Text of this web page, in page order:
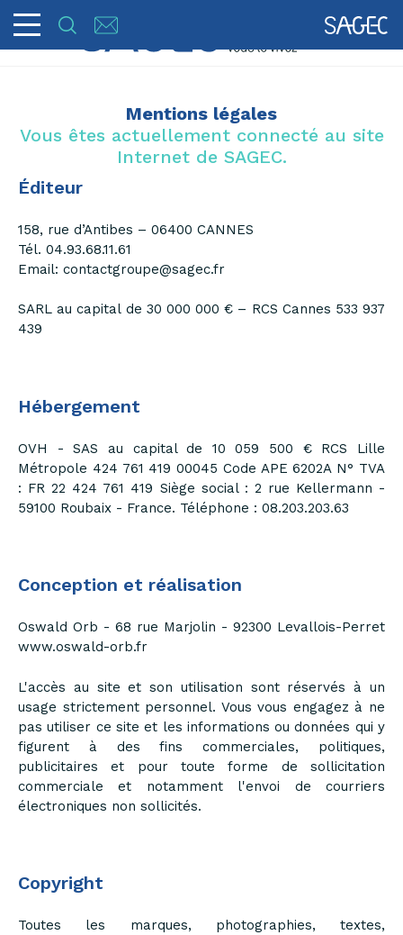
Mentions légales
Vous êtes actuellement connecté au site
Internet de SAGEC.
Éditeur
158, rue d’Antibes – 06400 CANNES
Tél. 04.93.68.11.61
Email: contactgroupe@sagec.fr
SARL au capital de 30 000 000 € – RCS Cannes 533 937
439
Hébergement
OVH - SAS au capital de 10 059 500 € RCS Lille
Métropole 424 761 419 00045 Code APE 6202A N° TVA
: FR 22 424 761 419 Siège social : 2 rue Kellermann -
59100 Roubaix - France. Téléphone : 08.203.203.63
Conception et réalisation
Oswald Orb - 68 rue Marjolin - 92300 Levallois-Perret
www.oswald-orb.fr
L'accès au site et son utilisation sont réservés à un
usage strictement personnel. Vous vous engagez à ne
pas utiliser ce site et les informations ou données qui y
figurent à des fins commerciales, politiques,
publicitaires et pour toute forme de sollicitation
commerciale et notamment l'envoi de courriers
électroniques non sollicités.
Copyright
Toutes les marques, photographies, textes,